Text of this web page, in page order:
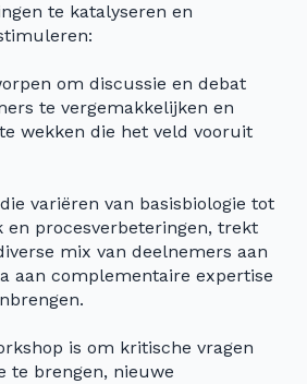
te katalyseren en
om discussie en debat
te vergemakkelijken en
wekken die het veld vooruit
variëren van basisbiologie tot
en procesverbeteringen, trekt
mix van deelnemers aan
aan complementaire expertise
is om kritische vragen
te brengen, nieuwe